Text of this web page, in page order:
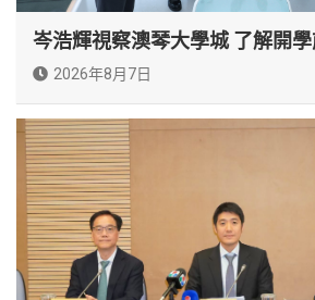
岑浩輝視察澳琴大學城 了解開
2026年8月7日